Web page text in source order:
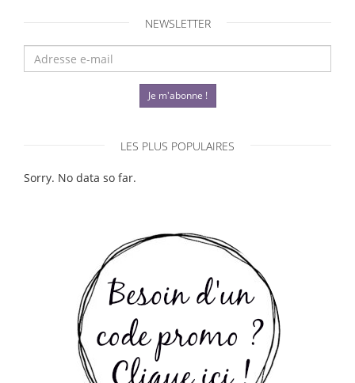
NEWSLETTER
Je m'abonne !
LES PLUS POPULAIRES
Sorry. No data so far.